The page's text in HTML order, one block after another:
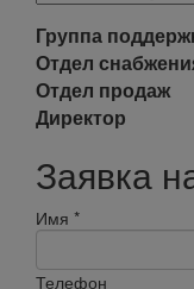
Группа
Отдел
Отдел продаж
Директор
Заявка
Имя *
Телефон